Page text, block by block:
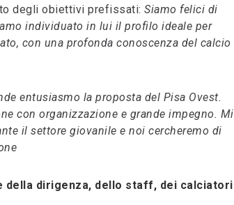
degli obiettivi prefissati: Siamo felici di
individuato in lui il profilo ideale per
con una profonda conoscenza del calcio
entusiasmo la proposta del Pisa Ovest.
con organizzazione e grande impegno. Mi
il settore giovanile e noi cercheremo di
della dirigenza, dello staff, dei calciatori